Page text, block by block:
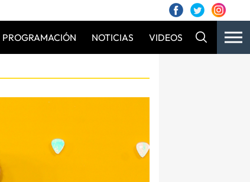
PROGRAMACIÓN NOTICIAS VIDEOS